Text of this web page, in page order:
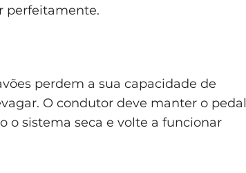
perfeitamente.
perdem a sua capacidade de
O condutor deve manter o pedal
o sistema seca e volte a funcionar